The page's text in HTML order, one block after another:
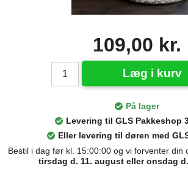
109,00 kr.
Læg i kurv
På lager
Levering til GLS Pakkeshop
Eller levering til døren med
Bestil i dag før kl. 15:00:00 og vi forventer din
tirsdag d. 11. august eller onsdag